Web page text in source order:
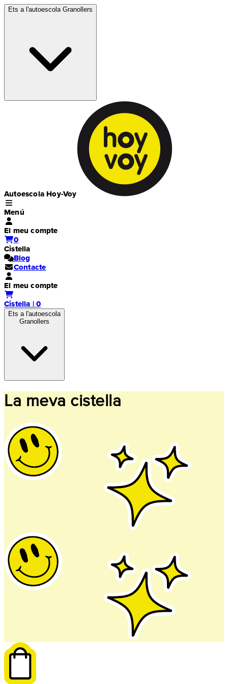
Ets a l'autoescola Granollers
Autoescola Hoy-Voy
Menú
El meu compte
0
Cistella
Blog
Contacte
El meu compte
Cistella | 0
Ets a l'autoescola
Granollers
La meva cistella